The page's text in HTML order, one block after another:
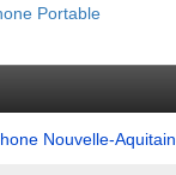
Nouvelle-